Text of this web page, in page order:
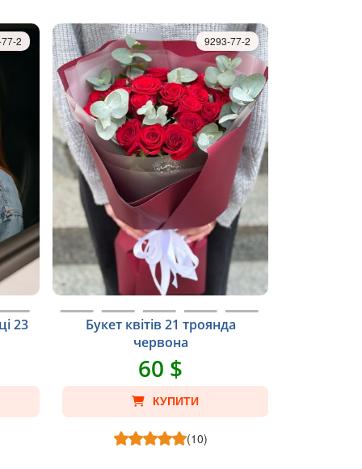
23
2
Букет квітів 21 троянда
червона
9293-77-2
60 $
КУПИТИ
(10)